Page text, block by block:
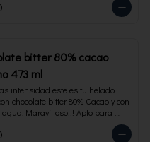
bitter 80% cacao
473 ml
intensidad este es tu helado.
chocolate bitter 80% Cacao y con
Maravilloso!!! Apto para
Envase familiar 473 ml, rinde 4